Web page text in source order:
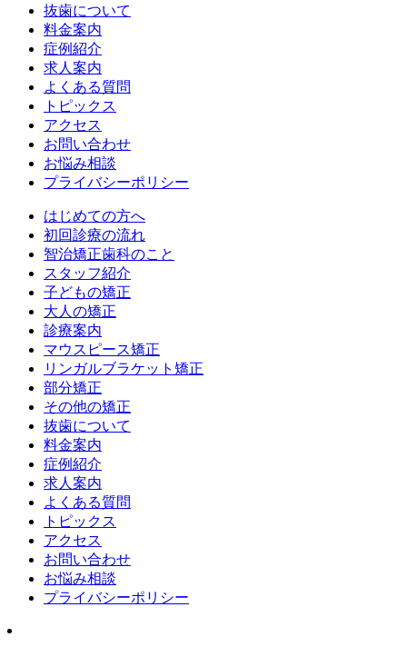
抜歯について
料金案内
症例紹介
求人案内
よくある質問
トピックス
アクセス
お問い合わせ
お悩み相談
プライバシーポリシー
はじめての方へ
初回診療の流れ
智治矯正歯科のこと
スタッフ紹介
子どもの矯正
大人の矯正
診療案内
マウスピース矯正
リンガルブラケット矯正
部分矯正
その他の矯正
抜歯について
料金案内
症例紹介
求人案内
よくある質問
トピックス
アクセス
お問い合わせ
お悩み相談
プライバシーポリシー